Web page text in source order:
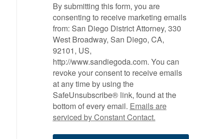
By submitting this form, you are
consenting to receive marketing emails
from: San Diego District Attorney, 330
West Broadway, San Diego, CA,
92101, US,
http://www.sandiegoda.com. You can
revoke your consent to receive emails
at any time by using the
SafeUnsubscribe® link, found at the
bottom of every email. Emails are
serviced by Constant Contact.